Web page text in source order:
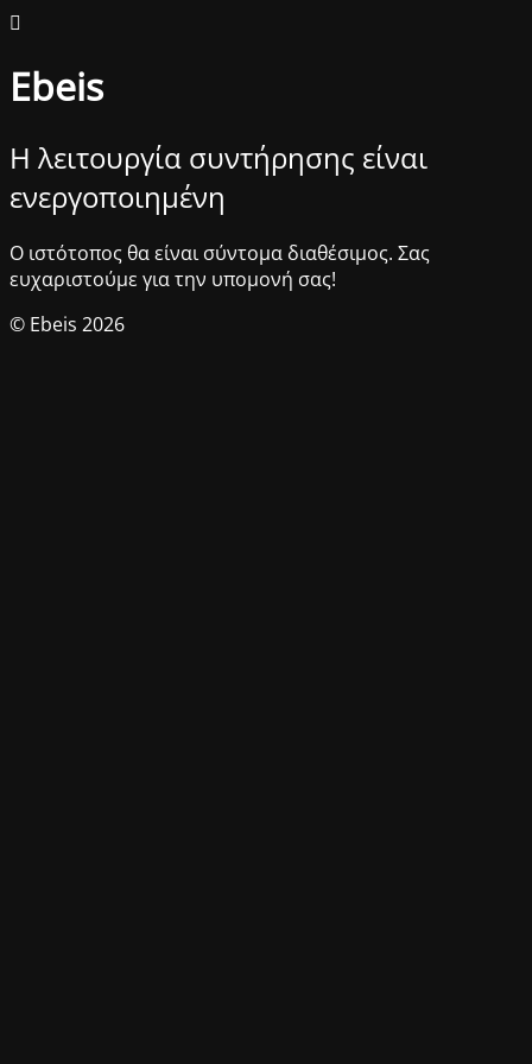
Ebeis
Η λειτουργία συντήρησης είναι
ενεργοποιημένη
Ο ιστότοπος θα είναι σύντομα διαθέσιμος. Σας
ευχαριστούμε για την υπομονή σας!
© Ebeis 2026